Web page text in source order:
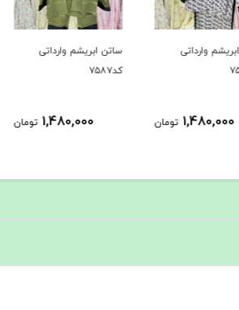
وارداتی
1,480,000 تومان
ساتن ابریشم وارداتی
کد۷۵۸۶
1,480,000 تومان